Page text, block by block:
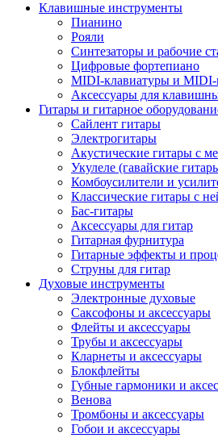
Клавишные инструменты
Пианино
Рояли
Синтезаторы и рабочие
Цифровые фортепиано
MIDI-клавиатуры и MIDI-
Аксессуары для
Гитары и гитарное
Сайлент гитары
Электрогитары
Акустические гитары с
Укулеле (гавайские
Комбоусилители и
Классические гитары с
Бас-гитары
Аксессуары для гитар
Гитарная фурнитура
Гитарные эффекты и
Струны для гитар
Духовые инструменты
Электронные духовые
Саксофоны и аксессуары
Флейты и аксессуары
Трубы и аксессуары
Кларнеты и аксессуары
Блокфлейты
Губные гармоники и
Венова
Тромбоны и аксессуары
Гобои и аксессуары